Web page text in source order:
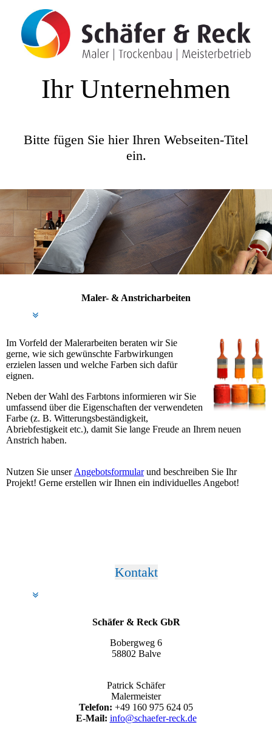
Ihr Unternehmen
Bitte fügen Sie hier Ihren Webseiten-Titel
ein.
Maler- & Anstricharbeiten
Im Vorfeld der Malerarbeiten beraten wir Sie
gerne, wie sich gewünschte Farbwirkungen
erzielen lassen und welche Farben sich dafür
eignen.
Neben der Wahl des Farbtons informieren wir Sie
umfassend über die Eigenschaften der verwendeten
Farbe (z. B. Witterungsbeständigkeit,
Abriebfestigkeit etc.), damit Sie lange Freude an Ihrem neuen
Anstrich haben.
Nutzen Sie unser Angebotsformularund beschreiben Sie Ihr
Projekt! Gerne erstellen wir Ihnen ein individuelles Angebot!
Kontakt
Schäfer & Reck GbR
Bobergweg 6
58802 Balve
Patrick Schäfer
Malermeister
Telefon: +49 160 975 624 05
E-Mail: info@schaefer-reck.de